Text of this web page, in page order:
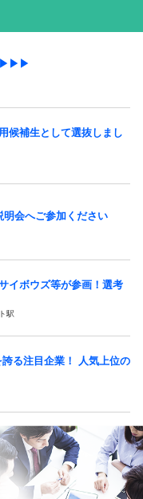
▶▶▶
候補生として選抜しまし
明会へご参加ください
イボウズ等が参画！選考
駅
る注目企業！ 人気上位の